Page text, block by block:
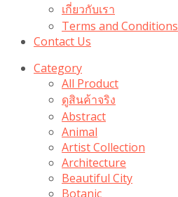
เกี่ยวกับเรา
Terms and Conditions
Contact Us
Category
All Product
ดูสินค้าจริง
Abstract
Animal
Artist Collection
Architecture
Beautiful City
Botanic